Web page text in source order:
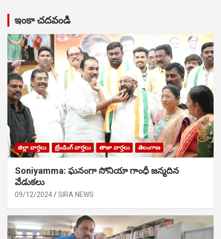
ఇంకా చదవండి
జిల్లా వార్తలు ట్రేండింగ్ వార్తలు తాజా వార్తలు తెలంగాణ
Soniyamma: ఘ‌నంగా సోనియా గాంధీ జ‌న్మ‌దిన
వేడుక‌లు
09/12/2024 SIRA NEWS